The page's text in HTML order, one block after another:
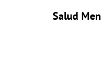
Salud